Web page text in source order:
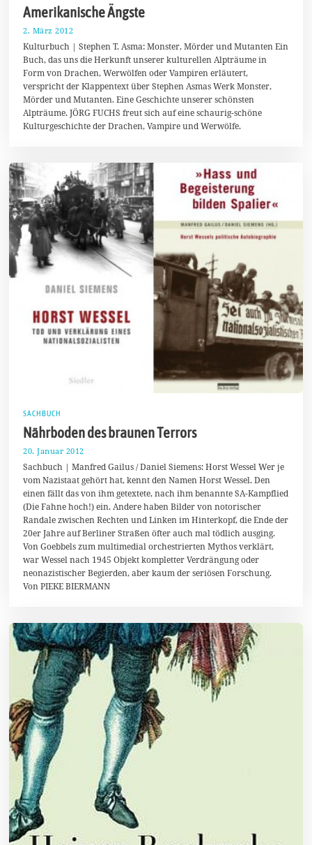
Amerikanische Ängste
2. März 2012
1
.
M
ä
r
2
0
1
Kulturbuch | Stephen T. Asma: Monster, Mörder und Mutanten Ein
Buch, das uns die Herkunft unserer kulturellen Alpträume in
Form von Drachen, Werwölfen oder Vampiren erläutert,
verspricht der Klappentext über Stephen Asmas Werk Monster,
Mörder und Mutanten. Eine Geschichte unserer schönsten
Alpträume. JÖRG FUCHS freut sich auf eine schaurig-schöne
Kulturgeschichte der Drachen, Vampire und Werwölfe.
SACHBUCH
Nährboden des braunen Terrors
20. Januar 2012
.
M
ä
r
2
0
1
4
Sachbuch | Manfred Gailus / Daniel Siemens: Horst Wessel Wer je
vom Nazistaat gehört hat, kennt den Namen Horst Wessel. Den
einen fällt das von ihm getextete, nach ihm benannte SA-Kampflied
(Die Fahne hoch!) ein. Andere haben Bilder von notorischer
Randale zwischen Rechten und Linken im Hinterkopf, die Ende der
20er Jahre auf Berliner Straßen öfter auch mal tödlich ausging.
Von Goebbels zum multimedial orchestrierten Mythos verklärt,
war Wessel nach 1945 Objekt kompletter Verdrängung oder
neonazistischer Begierden, aber kaum der seriösen Forschung.
Von PIEKE BIERMANN